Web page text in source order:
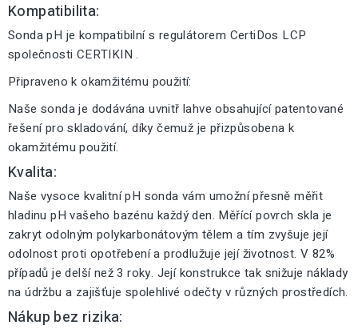
Kompatibilita:
Sonda pH je kompatibilní s regulátorem CertiDos LCP
společnosti CERTIKIN .
Připraveno k okamžitému použití:
Naše sonda je dodávána uvnitř lahve obsahující patentované
řešení pro skladování, díky čemuž je přizpůsobena k
okamžitému použití.
Kvalita:
Naše vysoce kvalitní pH sonda vám umožní přesně měřit
hladinu pH vašeho bazénu každý den. Měřící povrch skla je
zakryt odolným polykarbonátovým tělem a tím zvyšuje její
odolnost proti opotřebení a prodlužuje její životnost. V 82%
případů je delší než 3 roky. Její konstrukce tak snižuje náklady
na údržbu a zajišťuje spolehlivé odečty v různých prostředích.
Nákup bez rizika: